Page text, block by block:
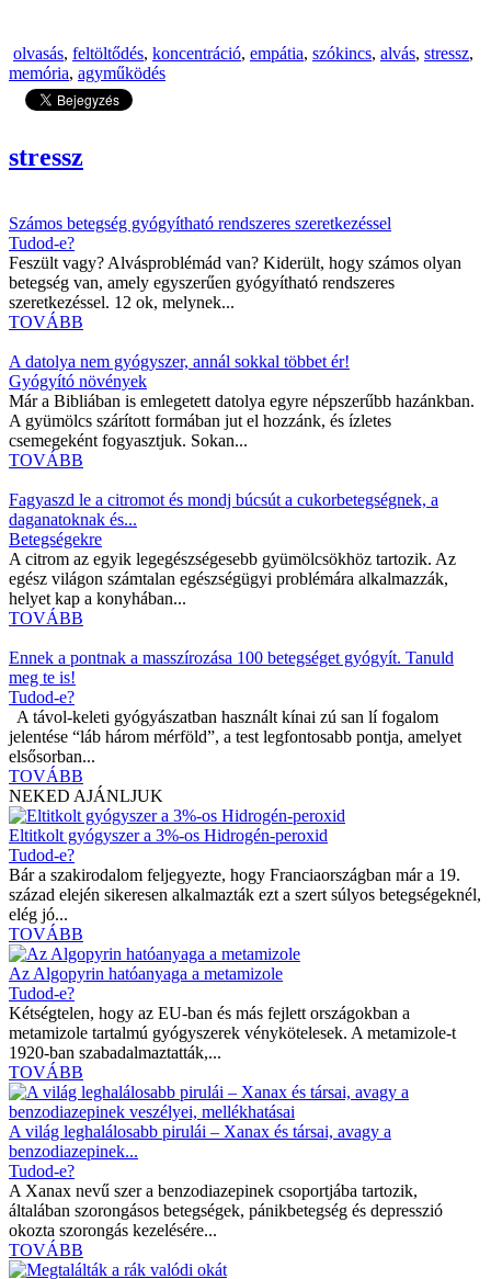
olvasás, feltöltődés, koncentráció, empátia, szókincs, alvás, stressz,
memória, agyműködés
stressz
Számos betegség gyógyítható rendszeres szeretkezéssel
Tudod-e?
Feszült vagy? Alvásproblémád van? Kiderült, hogy számos olyan
betegség van, amely egyszerűen gyógyítható rendszeres
szeretkezéssel. 12 ok, melynek...
TOVÁBB
A datolya nem gyógyszer, annál sokkal többet ér!
Gyógyító növények
Már a Bibliában is emlegetett datolya egyre népszerűbb hazánkban.
A gyümölcs szárított formában jut el hozzánk, és ízletes
csemegeként fogyasztjuk. Sokan...
TOVÁBB
Fagyaszd le a citromot és mondj búcsút a cukorbetegségnek, a
daganatoknak és...
Betegségekre
A citrom az egyik legegészségesebb gyümölcsökhöz tartozik. Az
egész világon számtalan egészségügyi problémára alkalmazzák,
helyet kap a konyhában...
TOVÁBB
Ennek a pontnak a masszírozása 100 betegséget gyógyít. Tanuld
meg te is!
Tudod-e?
A távol-keleti gyógyászatban használt kínai zú san lí fogalom
jelentése “láb három mérföld”, a test legfontosabb pontja, amelyet
elsősorban...
TOVÁBB
NEKED AJÁNLJUK
Eltitkolt gyógyszer a 3%-os Hidrogén-peroxid
Tudod-e?
Bár a szakirodalom feljegyezte, hogy Franciaországban már a 19.
század elején sikeresen alkalmazták ezt a szert súlyos betegségeknél,
elég jó...
TOVÁBB
Az Algopyrin hatóanyaga a metamizole
Tudod-e?
Kétségtelen, hogy az EU-ban és más fejlett országokban a
metamizole tartalmú gyógyszerek vénykötelesek. A metamizole-t
1920-ban szabadalmaztatták,...
TOVÁBB
A világ leghalálosabb pirulái – Xanax és társai, avagy a
benzodiazepinek...
Tudod-e?
A Xanax nevű szer a benzodiazepinek csoportjába tartozik,
általában szorongásos betegségek, pánikbetegség és depresszió
okozta szorongás kezelésére...
TOVÁBB